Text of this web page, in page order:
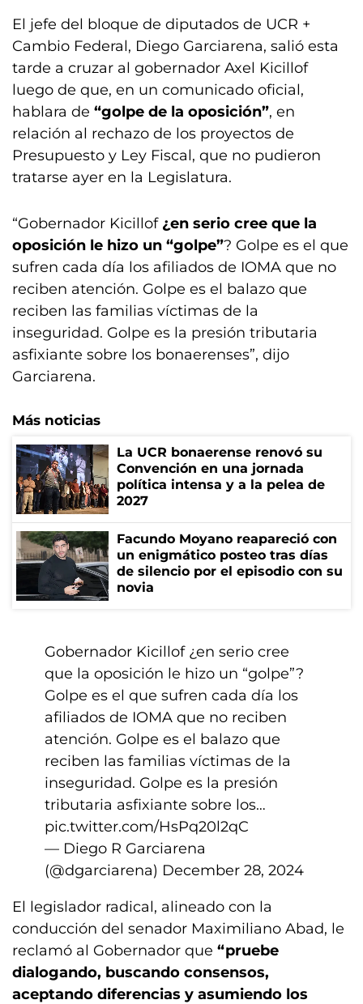
El jefe del bloque de diputados de UCR +
Cambio Federal, Diego Garciarena, salió esta
tarde a cruzar al gobernador Axel Kicillof
luego de que, en un comunicado oficial,
hablara de “golpe de la oposición”, en
relación al rechazo de los proyectos de
Presupuesto y Ley Fiscal, que no pudieron
tratarse ayer en la Legislatura.
“Gobernador Kicillof ¿en serio cree que la
oposición le hizo un “golpe”? Golpe es el que
sufren cada día los afiliados de IOMA que no
reciben atención. Golpe es el balazo que
reciben las familias víctimas de la
inseguridad. Golpe es la presión tributaria
asfixiante sobre los bonaerenses”, dijo
Garciarena.
Más noticias
La UCR bonaerense renovó su
Convención en una jornada
política intensa y a la pelea de
2027
Facundo Moyano reapareció con
un enigmático posteo tras días
de silencio por el episodio con su
novia
Gobernador Kicillof ¿en serio cree
que la oposición le hizo un “golpe”?
Golpe es el que sufren cada día los
afiliados de IOMA que no reciben
atención. Golpe es el balazo que
reciben las familias víctimas de la
inseguridad. Golpe es la presión
tributaria asfixiante sobre los…
pic.twitter.com/HsPq20l2qC
— Diego R Garciarena
(@dgarciarena) December 28, 2024
El legislador radical, alineado con la
conducción del senador Maximiliano Abad, le
reclamó al Gobernador que “pruebe
dialogando, buscando consensos,
aceptando diferencias y asumiendo los